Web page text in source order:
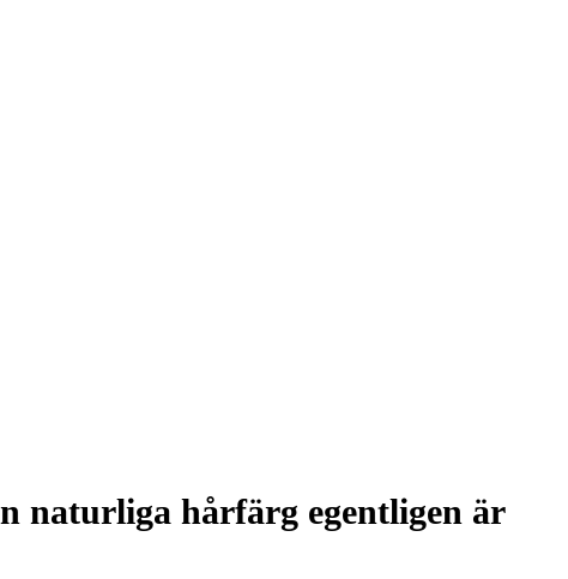
naturliga hårfärg egentligen är